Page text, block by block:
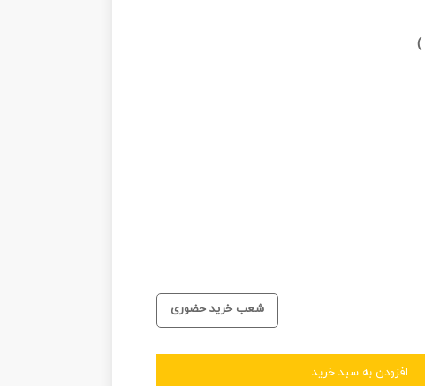
)
شعب خرید حضوری
افزودن به سبد خرید